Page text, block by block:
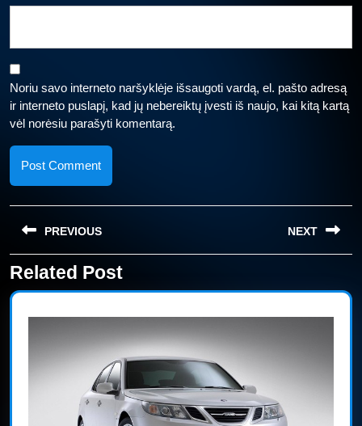
Noriu savo interneto naršyklėje išsaugoti vardą, el. pašto adresą
ir interneto puslapį, kad jų nebereiktų įvesti iš naujo, kai kitą kartą
vėl norėsiu parašyti komentarą.
Navigacija
tarp
įrašų
PREVIOUS
Previous
post:
NEXT
post:
Related Post